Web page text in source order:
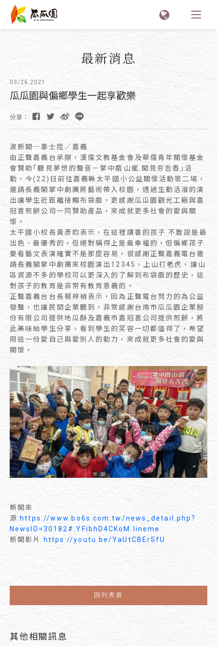
最新消息
03/26.2021
瓜瓜園與偏鄉學生一起享歡樂
分享：
波新聞─辜士陞／嘉義
由正聲嘉義台承辦，漢儒文教基金會及華儒青年關懷基金
會贊助｢聽見夢想的聲音－掌中戲山嵐.聞見夯吉香｣活
動，今(22)日前往嘉義縣太平國小公益關懷活動第二場，
邀請長義閣掌中劇團將藝術帶入校園，透過生動活潑的演
出讓學生近距離接觸布袋戲，更感謝瓜瓜園觀光工廠與嘉
冠喜煎餅公司一同贊助產品，來成就更多社會的愛與關
懷。
太平國小校長黃彥鈞表示，在這裡讀書的孩子 不敢說是最
出色、最優秀的，但絕對稱得上是最幸福的，但偏鄉孩子
要看藝文表演確實不是那麼容易，很感謝正聲嘉義電台邀
請長義閣掌中劇團來校園演出12345，上山打老虎，讓山
區資源不多的學校可以更深入的了解到布袋戲的歷史，這
對孩子的教育是非常有教育意義的。
正聲嘉義台台長蔡梓楨表示，因為正聲電台努力的為公益
發聲，也讓民間企業聽到，非常感謝台南市瓜瓜園企業股
份有限公司提供地瓜酥及嘉義市嘉冠喜公司提供煎餅，將
此美味給學生分享，看到學生的笑容一切都值得了，希望
用這一份愛自己與愛別人的動力，來成就更多社會的愛與
關懷。
新聞來
源:https://www.bo6s.com.tw/news_detail.php?
NewsID=30182#.YFibhD4CKoM.lineme
新聞影片: https://youtu.be/YaUtCBErSfU
回列表頁
其他相關訊息